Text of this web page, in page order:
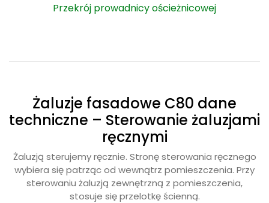
Przekrój prowadnicy ościeżnicowej
Żaluzje fasadowe C80 dane
techniczne – Sterowanie żaluzjami
ręcznymi
Żaluzją sterujemy ręcznie. Stronę sterowania ręcznego
wybiera się patrząc od wewnątrz pomieszczenia. Przy
sterowaniu żaluzją zewnętrzną z pomieszczenia,
stosuje się przelotkę ścienną.